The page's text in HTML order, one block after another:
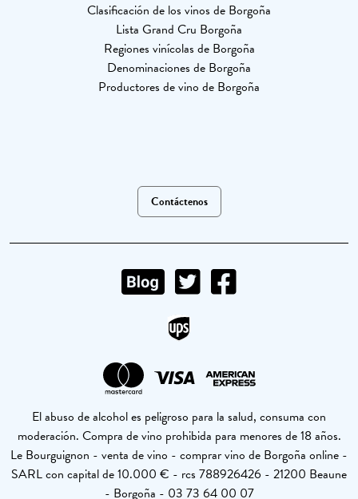
Clasificación de los vinos de Borgoña
Lista Grand Cru Borgoña
Regiones vinícolas de Borgoña
Denominaciones de Borgoña
Productores de vino de Borgoña
Contáctenos
El abuso de alcohol es peligroso para la salud, consuma con
moderación. Compra de vino prohibida para menores de 18 años.
Le Bourguignon - venta de vino - comprar vino de Borgoña online -
SARL con capital de 10.000 € - rcs 788926426 - 21200 Beaune
- Borgoña - 03 73 64 00 07